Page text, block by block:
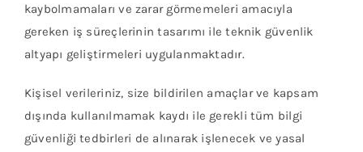
kaybolmamaları ve zarar görmemeleri amacıyla
gereken iş süreçlerinin tasarımı ile teknik güvenlik
altyapı geliştirmeleri uygulanmaktadır.
Kişisel verileriniz, size bildirilen amaçlar ve kapsam
dışında kullanılmamak kaydı ile gerekli tüm bilgi
güvenliği tedbirleri de alınarak işlenecek ve yasal